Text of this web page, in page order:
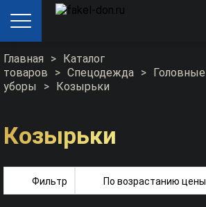
Главная > Каталог
товаров
> Спецодежда > Головные
уборы
> Козырьки
Козырьки
Фильтр По возрастанию цены